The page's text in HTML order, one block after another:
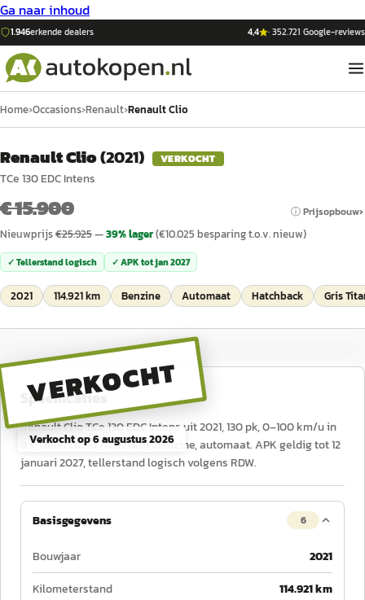
Ga naar inhoud
1.946erkende dealers 4,4 ·352.721 Google-reviews
Home›Occasions›Renault›Renault Clio
Renault Clio(2021) VERKOCHT
TCe 130 EDC Intens
€ 15.900 ⓘ Prijsopbouw
Nieuwprijs€25.925—39% lager(€10.025 besparing t.o.v. nieuw)
✓ Tellerstand logisch ✓ APK totjan 2027
2021 114.921 km Benzine Automaat Hatchback Gris
VERKOCHT
Verkocht op6 augustus 2026
Specificaties
Renault Clio TCe 130 EDC Intens uit 2021, 130 pk, 0–100 km/u in
9 s, tellerstand 114.921 km, benzine, automaat. APK geldig tot 12
januari 2027, tellerstand logisch volgens RDW.
Basisgegevens 6
Bouwjaar
2021
Kilometerstand
114.921 km